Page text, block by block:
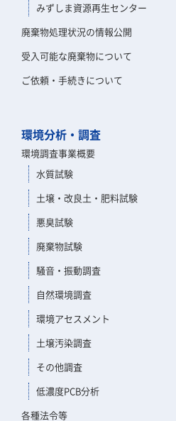
みずしま資源再生センター
廃棄物処理状況の情報公開
受入可能な廃棄物について
ご依頼・手続きについて
環境分析・調査
環境調査事業概要
水質試験
土壌・改良土・肥料試験
悪臭試験
廃棄物試験
騒音・振動調査
自然環境調査
環境アセスメント
土壌汚染調査
その他調査
低濃度PCB分析
各種法令等